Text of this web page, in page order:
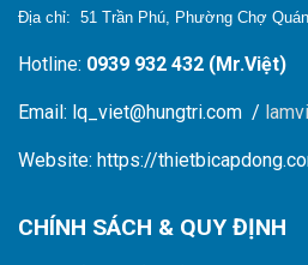
Địa chỉ: 51 Trần Phú, Phường Chợ
Hotline: 0939 932 432 (Mr.Việt)
Email: lq_viet@hungtri.com /
Website: https://
CHÍNH SÁCH & QUY ĐỊNH